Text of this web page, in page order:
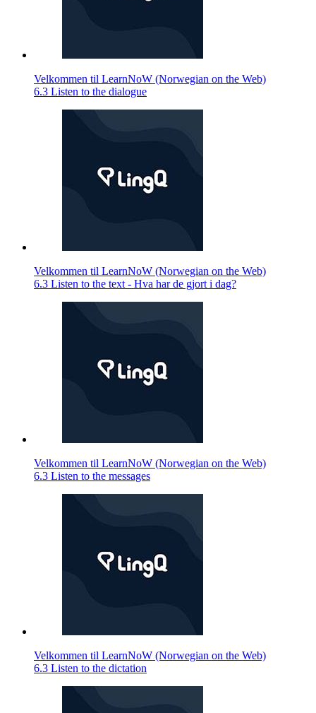
Velkommen til LearnNoW (Norwegian on the Web)
6.3 Listen to the dialogue
Velkommen til LearnNoW (Norwegian on the Web)
6.3 Listen to the text - Hva har de gjort i dag?
Velkommen til LearnNoW (Norwegian on the Web)
6.3 Listen to the messages
Velkommen til LearnNoW (Norwegian on the Web)
6.3 Listen to the dictation